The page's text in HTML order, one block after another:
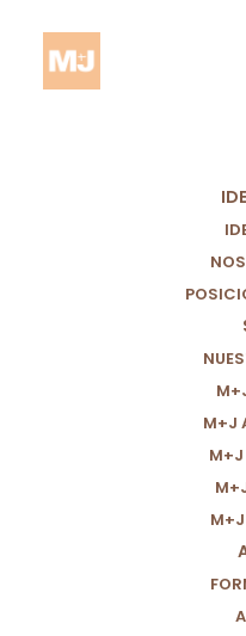
M+J
M+J